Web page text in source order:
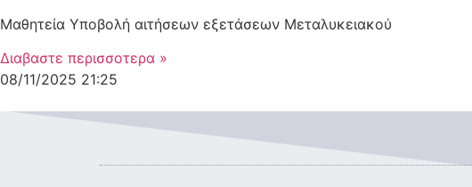
Μαθητεία Υποβολή αιτήσεων εξετάσεων Μεταλυκειακού
Διαβαστε περισσοτερα »
08/11/2025 21:25